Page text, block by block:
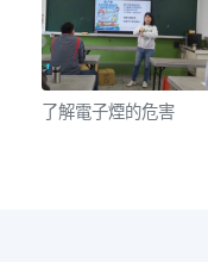
了解電子煙的危害